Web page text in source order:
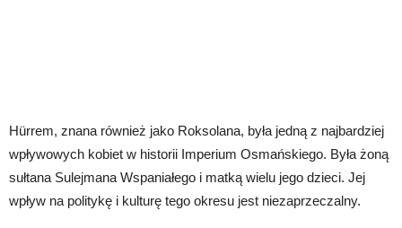
Hürrem, znana również jako Roksolana, była jedną z najbardziej
wpływowych kobiet w historii Imperium Osmańskiego. Była żoną
sułtana Sulejmana Wspaniałego i matką wielu jego dzieci. Jej
wpływ na politykę i kulturę tego okresu jest niezaprzeczalny.